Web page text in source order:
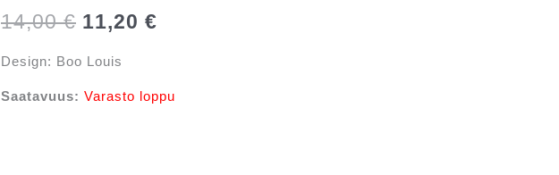
14,00€ Alkuperäinen
oli:
11,20 €
Design: Boo Louis
Saatavuus: Varasto loppu